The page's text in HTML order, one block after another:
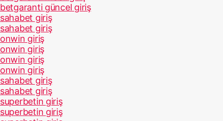
betgaranti güncel giriş
sahabet giriş
sahabet giriş
onwin giriş
onwin giriş
onwin giriş
onwin giriş
sahabet giriş
sahabet giriş
superbetin giriş
superbetin giriş